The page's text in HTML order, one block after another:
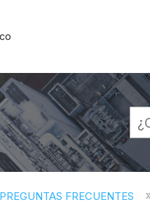
jerarquía
PREGUNTAS FRECUENTES